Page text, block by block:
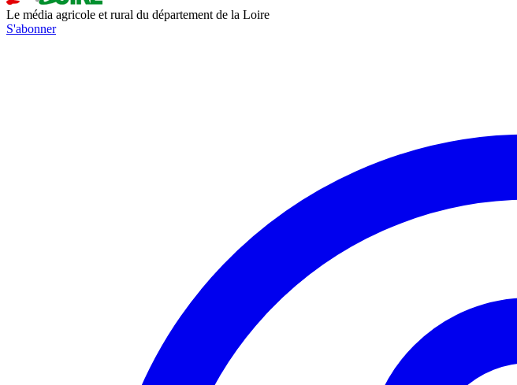
Le média agricole et rural du département de la Loire
S'abonner